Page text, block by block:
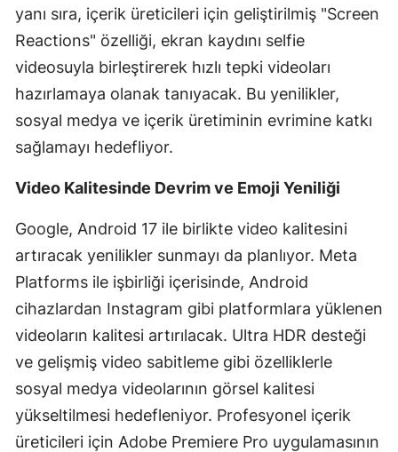
Uşak
Van
Yozgat
Zonguldak
Bayburt
Karaman
Kırıkkale
Batman
Şırnak
Bartın
Ardahan
yanı sıra, içerik üreticileri için geliştirilmiş "Screen
Reactions" özelliği, ekran kaydını selfie
videosuyla birleştirerek hızlı tepki videoları
hazırlamaya olanak tanıyacak. Bu yenilikler,
sosyal medya ve içerik üretiminin evrimine katkı
sağlamayı hedefliyor.
Video Kalitesinde Devrim ve Emoji Yeniliği
Google, Android 17 ile birlikte video kalitesini
artıracak yenilikler sunmayı da planlıyor. Meta
Platforms ile işbirliği içerisinde, Android
cihazlardan Instagram gibi platformlara yüklenen
videoların kalitesi artırılacak. Ultra HDR desteği
ve gelişmiş video sabitleme gibi özelliklerle
sosyal medya videolarının görsel kalitesi
yükseltilmesi hedefleniyor. Profesyonel içerik
üreticileri için Adobe Premiere Pro uygulamasının